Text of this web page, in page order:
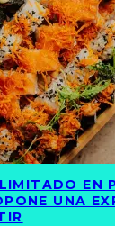
EN
UNA